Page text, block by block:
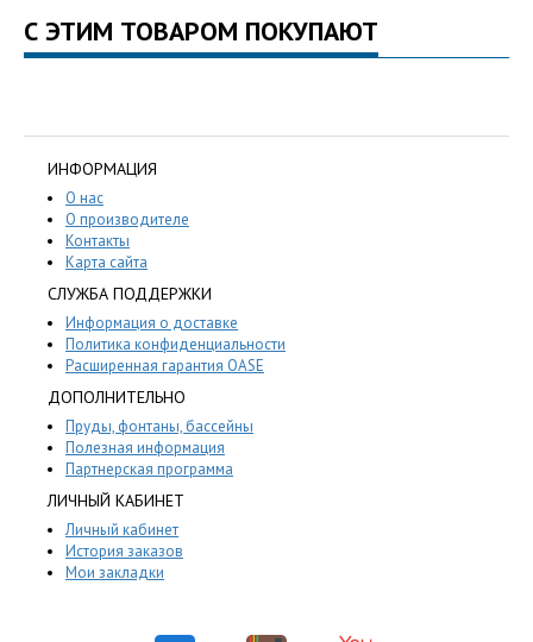
С ЭТИМ ТОВАРОМ ПОКУПАЮТ
ИНФОРМАЦИЯ
О нас
О производителе
Контакты
Карта сайта
СЛУЖБА ПОДДЕРЖКИ
Информация о доставке
Политика конфиденциальности
Расширенная гарантия OASE
ДОПОЛНИТЕЛЬНО
Пруды, фонтаны, бассейны
Полезная информация
Партнерская программа
ЛИЧНЫЙ КАБИНЕТ
Личный кабинет
История заказов
Мои закладки